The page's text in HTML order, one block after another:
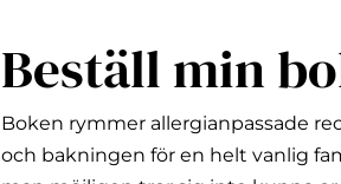
Beställ min
Boken rymmer allergianpassade
och bakningen för en helt vanlig